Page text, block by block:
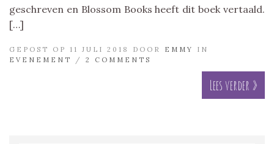
geschreven en Blossom Books heeft dit boek vertaald.
[…]
GEPOST OP 11 JULI 2018 DOOR EMMY
IN
EVENEMENT
/ 2 COMMENTS
Lees verder »